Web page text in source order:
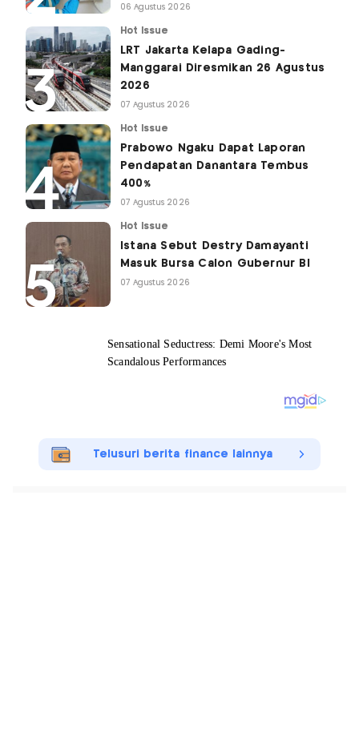
06 Agustus 2026
Hot Issue
LRT Jakarta Kelapa Gading-
Manggarai Diresmikan 26 Agustus
2026
07 Agustus 2026
Hot Issue
Prabowo Ngaku Dapat Laporan
Pendapatan Danantara Tembus
400%
07 Agustus 2026
Hot Issue
Istana Sebut Destry Damayanti
Masuk Bursa Calon Gubernur BI
07 Agustus 2026
Telusuri berita finance lainnya